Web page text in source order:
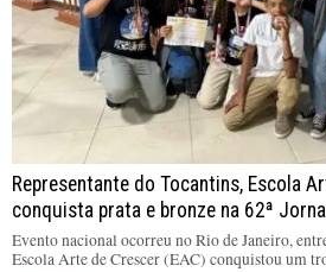
Representante do Tocantins, Escola
conquista prata e bronze na 62ª
Evento nacional ocorreu no Rio de Janeiro,
Escola Arte de Crescer (EAC) conquistou um